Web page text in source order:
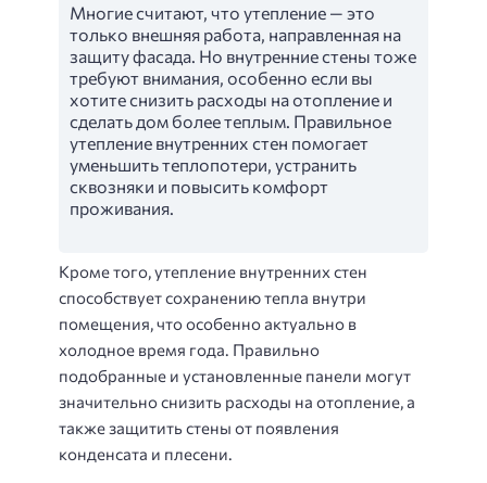
Многие считают, что утепление — это
только внешняя работа, направленная на
защиту фасада. Но внутренние стены тоже
требуют внимания, особенно если вы
хотите снизить расходы на отопление и
сделать дом более теплым. Правильное
утепление внутренних стен помогает
уменьшить теплопотери, устранить
сквозняки и повысить комфорт
проживания.
Кроме того, утепление внутренних стен
способствует сохранению тепла внутри
помещения, что особенно актуально в
холодное время года. Правильно
подобранные и установленные панели могут
значительно снизить расходы на отопление, а
также защитить стены от появления
конденсата и плесени.